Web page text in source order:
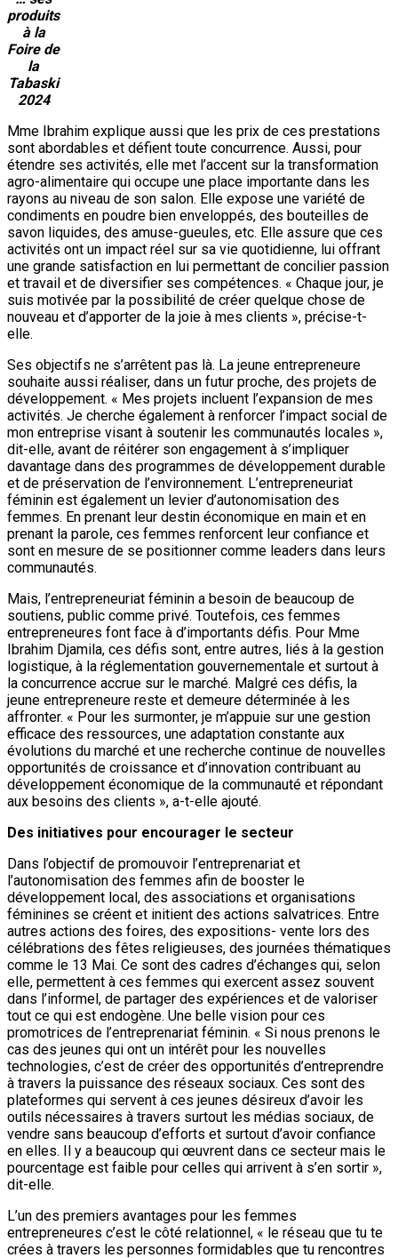
produits
à la
Foire de
la
Tabaski
2024
Mme Ibrahim explique aussi que les prix de ces prestations
sont abordables et défient toute concurrence. Aussi, pour
étendre ses activités, elle met l’accent sur la transformation
agro-alimentaire qui occupe une place importante dans les
rayons au niveau de son salon. Elle expose une variété de
condiments en poudre bien enveloppés, des bouteilles de
savon liquides, des amuse-gueules, etc. Elle assure que ces
activités ont un impact réel sur sa vie quotidienne, lui offrant
une grande satisfaction en lui permettant de concilier passion
et travail et de diversifier ses compétences. « Chaque jour, je
suis motivée par la possibilité de créer quelque chose de
nouveau et d’apporter de la joie à mes clients », précise-t-
elle.
Ses objectifs ne s’arrêtent pas là. La jeune entrepreneure
souhaite aussi réaliser, dans un futur proche, des projets de
développement. « Mes projets incluent l’expansion de mes
activités. Je cherche également à renforcer l’impact social de
mon entreprise visant à soutenir les communautés locales »,
dit-elle, avant de réitérer son engagement à s’impliquer
davantage dans des programmes de développement durable
et de préservation de l’environnement. L’entrepreneuriat
féminin est également un levier d’autonomisation des
femmes. En prenant leur destin économique en main et en
prenant la parole, ces femmes renforcent leur confiance et
sont en mesure de se positionner comme leaders dans leurs
communautés.
Mais, l’entrepreneuriat féminin a besoin de beaucoup de
soutiens, public comme privé. Toutefois, ces femmes
entrepreneures font face à d’importants défis. Pour Mme
Ibrahim Djamila, ces défis sont, entre autres, liés à la gestion
logistique, à la réglementation gouvernementale et surtout à
la concurrence accrue sur le marché. Malgré ces défis, la
jeune entrepreneure reste et demeure déterminée à les
affronter. « Pour les surmonter, je m’appuie sur une gestion
efficace des ressources, une adaptation constante aux
évolutions du marché et une recherche continue de nouvelles
opportunités de croissance et d’innovation contribuant au
développement économique de la communauté et répondant
aux besoins des clients », a-t-elle ajouté.
Des initiatives pour encourager le secteur
Dans l’objectif de promouvoir l’entreprenariat et
l’autonomisation des femmes afin de booster le
développement local, des associations et organisations
féminines se créent et initient des actions salvatrices. Entre
autres actions des foires, des expositions- vente lors des
célébrations des fêtes religieuses, des journées thématiques
comme le 13 Mai. Ce sont des cadres d’échanges qui, selon
elle, permettent à ces femmes qui exercent assez souvent
dans l’informel, de partager des expériences et de valoriser
tout ce qui est endogène. Une belle vision pour ces
promotrices de l’entreprenariat féminin. « Si nous prenons le
cas des jeunes qui ont un intérêt pour les nouvelles
technologies, c’est de créer des opportunités d’entreprendre
à travers la puissance des réseaux sociaux. Ces sont des
plateformes qui servent à ces jeunes désireux d’avoir les
outils nécessaires à travers surtout les médias sociaux, de
vendre sans beaucoup d’efforts et surtout d’avoir confiance
en elles. Il y a beaucoup qui œuvrent dans ce secteur mais le
pourcentage est faible pour celles qui arrivent à s’en sortir »,
dit-elle.
L’un des premiers avantages pour les femmes
entrepreneures c’est le côté relationnel, « le réseau que tu te
crées à travers les personnes formidables que tu rencontres